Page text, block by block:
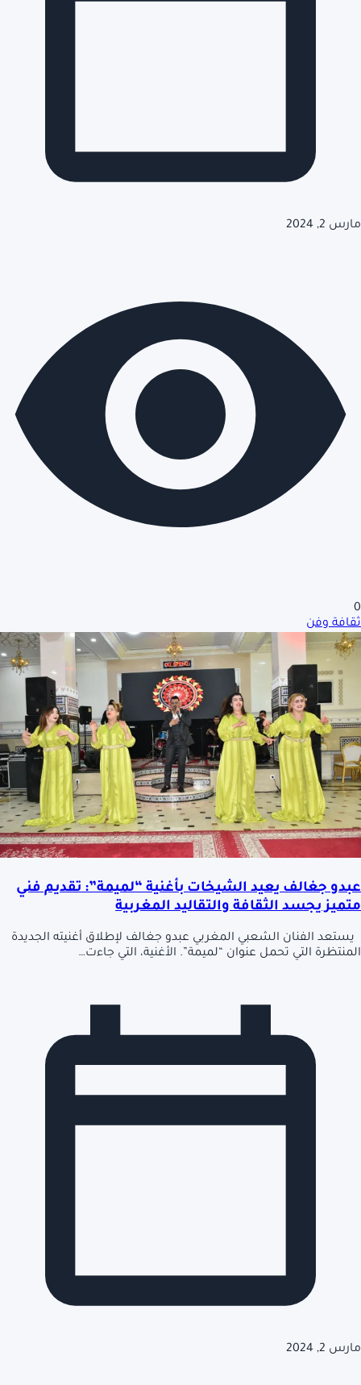
مارس 2, 2024
0
ثقافة وفن
عبدو جغالف يعيد الشيخات بأغنية “لميمة”: تقديم فني
متميز يجسد الثقافة والتقاليد المغربية
يستعد الفنان الشعبي المغربي عبدو جغالف لإطلاق أغنيته الجديدة
المنتظرة التي تحمل عنوان “لميمة”. الأغنية، التي جاءت…
مارس 2, 2024